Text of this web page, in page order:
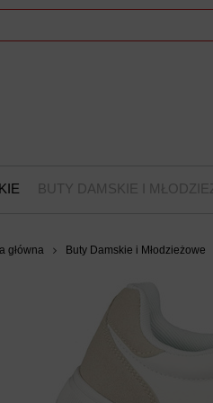
BUTY DAMSKIE I
główna Buty Damskie i Młodzieżowe